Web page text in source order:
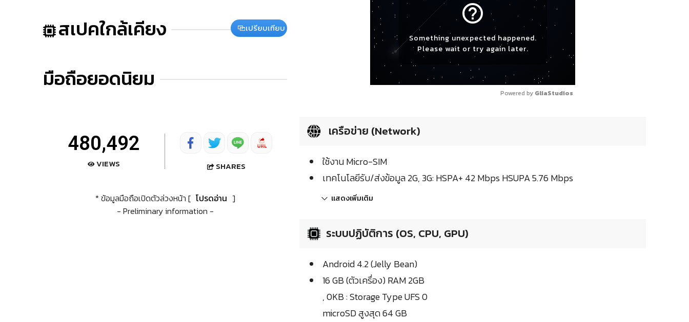
สเปคใกล้เคียง เปรียบเทียบ
มือถือยอดนิยม
480,492
VIEWS SHARES
* ข้อมูลมือถือเปิดตัวล่วงหน้า [ โปรดอ่าน ]
- Preliminary information -
help_outline
Something unexpected happened.
Please wait or try again later.
Powered by GliaStudios
เครือข่าย (Network)
ใช้งาน Micro-SIM
เทคโนโลยีรับ/ส่งข้อมูล 2G, 3G: HSPA+ 42 Mbps HSUPA 5.76 Mbps
แสดงเพิ่มเติม
ระบบปฏิบัติการ (OS, CPU, GPU)
Android 4.2 (Jelly Bean)
16 GB (ตัวเครื่อง) RAM 2GB
, 0KB : Storage Type UFS 0
microSD สูงสุด 64 GB